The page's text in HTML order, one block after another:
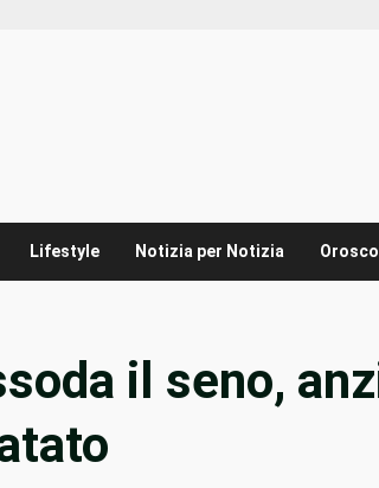
Lifestyle Notizia per Notizia
il seno,